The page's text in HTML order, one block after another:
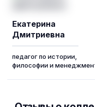
Екатерина
Дмитриевна
педагог по истории,
философии и